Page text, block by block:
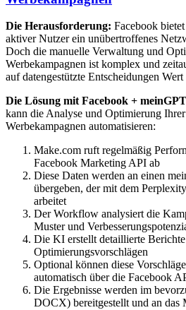
Die Herausforderung: Facebook
aktiver Nutzer ein unübertroffenes
Doch die manuelle Verwaltung und
Werbekampagnen ist komplex und
auf datengestützte Entscheidungen
Die Lösung mit Facebook +
kann die Analyse und Optimierung
Werbekampagnen automatisieren:
Make.com ruft regelmäßig
Facebook Marketing API ab
Diese Daten werden an einen
übergeben, der mit dem
arbeitet
Der Workflow analysiert die
Muster und
Die KI erstellt detaillierte
Optimierungsvorschlägen
Optional können diese
automatisch über die Facebook
Die Ergebnisse werden im
DOCX) bereitgestellt und an das